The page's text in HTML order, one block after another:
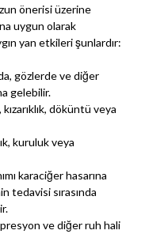
önerisi üzerine
uygun olarak
yan etkileri şunlardır:
gözlerde ve diğer
gelebilir.
döküntü veya
kuruluk veya
karaciğer hasarına
tedavisi sırasında
ve diğer ruh hali